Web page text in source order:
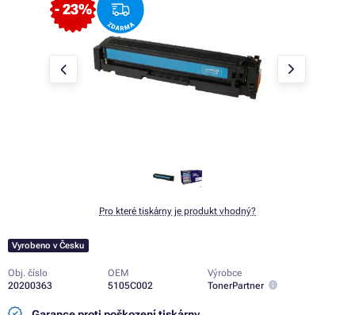
- 23%
Pro které tiskárny je produkt vhodný?
Vyrobeno v Česku
Obj. číslo
20200363
OEM
5105C002
Výrobce
TonerPartner